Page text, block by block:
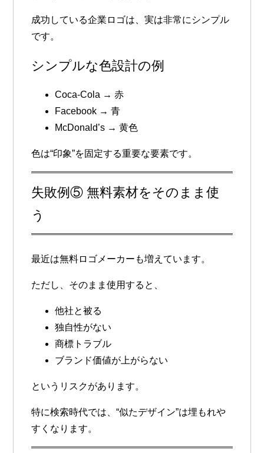
成功している企業ロゴは、実は非常にシンプル
です。
シンプルな色設計の例
Coca-Cola → 赤
Facebook → 青
McDonald’s → 黄色
色は“印象”を固定する重要な要素です。
失敗例⑤ 無料素材をそのまま使
う
最近は無料ロゴメーカーも増えています。
ただし、そのまま使用すると、
他社と被る
独自性がない
商標トラブル
ブランド価値が上がらない
というリスクがあります。
特に検索時代では、“似たデザイン”は埋もれや
すくなります。